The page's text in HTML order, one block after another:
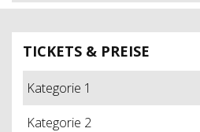
TICKETS & PREISE
Kategorie 1
Kategorie 2